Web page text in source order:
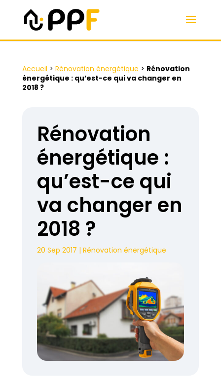
Accueil > Rénovation énergétique > Rénovation
énergétique : qu’est-ce qui va changer en
2018 ?
Rénovation
énergétique :
qu’est-ce qui
va changer en
2018 ?
20 Sep 2017 | Rénovation énergétique